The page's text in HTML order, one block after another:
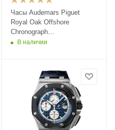
Часы Audemars Piguet
Royal Oak Offshore
Chronograph
26400IO.OO.A004CA.01
В наличии